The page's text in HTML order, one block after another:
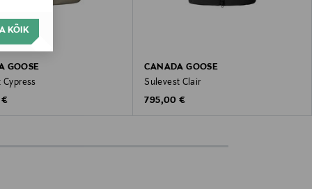
KÕIK
GOOSE
Cypress
€
CANADA GOOSE
Sulevest Clair
Original Price
795,00 €